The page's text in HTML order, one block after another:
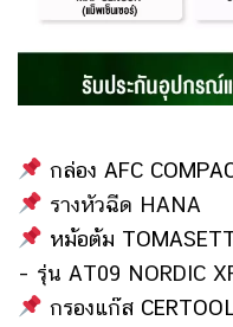
กล่อง AFC
รางหัวฉีด HANA
หม้อต้ม
– รุ่น AT09 NORDIC
กรองแก๊ส